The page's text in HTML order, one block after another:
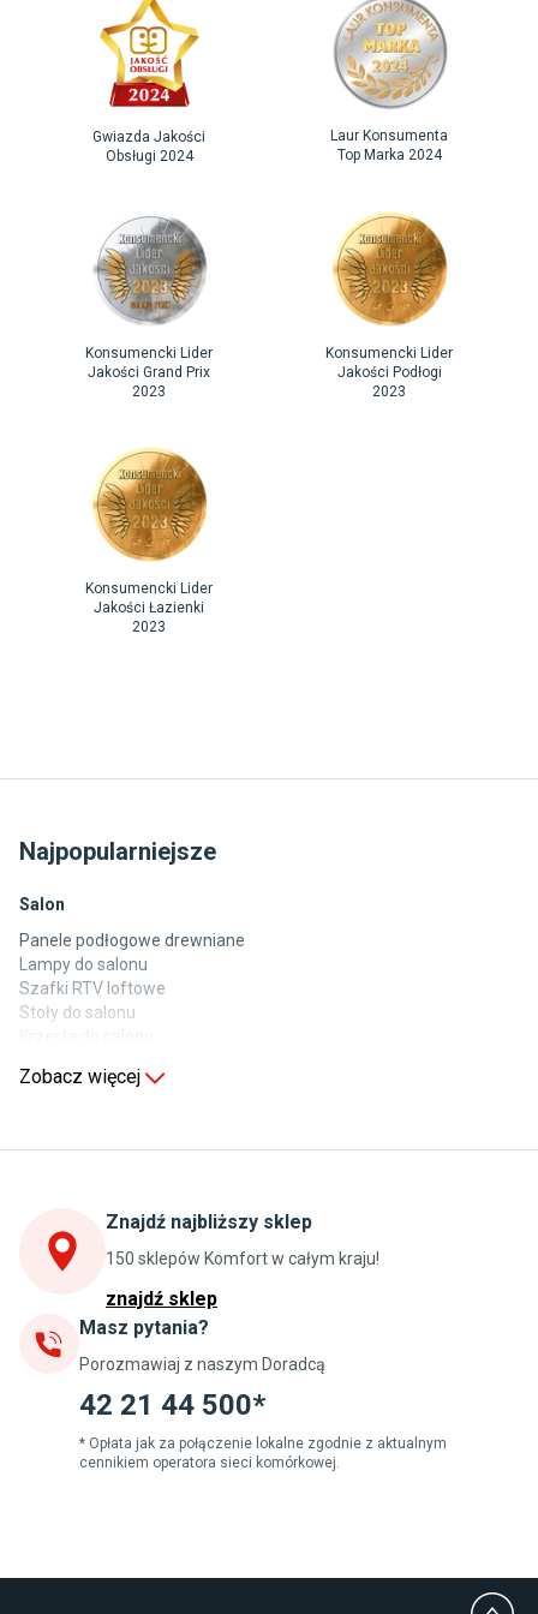
Gwiazda Jakości
Obsługi 2024
Laur Konsumenta
Top Marka 2024
Konsumencki Lider
Jakości Grand Prix
2023
Konsumencki Lider
Jakości Podłogi
2023
Konsumencki Lider
Jakości Łazienki
2023
Najpopularniejsze
Salon
Panele podłogowe drewniane
Lampy do salonu
Szafki RTV loftowe
Stoły do salonu
Stoły do kuchni
Szafki kuchenne wiszące (górne)
Szafki pod zlewozmywak
Blaty kuchenne laminowane
Jadalnia
Stoły do jadalni
Krzesła do jadalni
Dywany szare
Lampy w stylu loftowym
Lampy wiszące do jadalni
Zobacz więcej
Znajdź najbliższy sklep
150 sklepów Komfort w całym kraju!
znajdź sklep
Masz pytania?
Porozmawiaj z naszym Doradcą
42 21 44 500*
* Opłata jak za połączenie lokalne zgodnie z aktualnym
cennikiem operatora sieci komórkowej.